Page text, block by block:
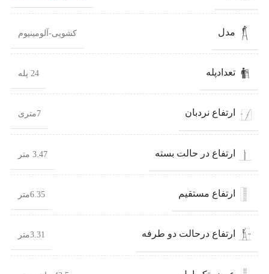
مدل کشویی-آلومینیوم
تعدادپله 24 پله
ارتفاع نردبان 7متری
ارتفاع در حالت بسته 3.47 متر
ارتفاع مستقیم 6.35متر
ارتفاع درحالت دو طرفه 3.31متر